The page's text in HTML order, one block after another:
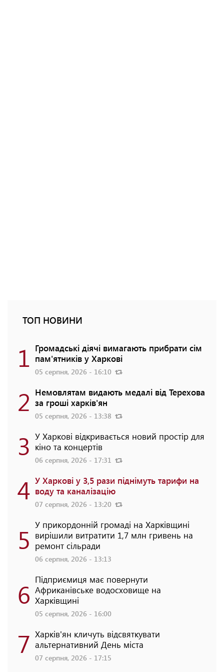
ТОП НОВИНИ
1 Громадські діячі вимагають прибрати сім
пам'ятників у Харкові
05 серпня, 2026 - 16:10
2 Немовлятам видають медалі від Терехова
за гроші харків'ян
05 серпня, 2026 - 13:38
3 У Харкові відкривається новий простір для
кіно та концертів
06 серпня, 2026 - 17:31
4 У Харкові у 3,5 рази піднімуть тарифи на
воду та каналізацію
07 серпня, 2026 - 13:20
5 У прикордонній громаді на Харківщині
вирішили витратити 1,7 млн гривень на
ремонт сільради
06 серпня, 2026 - 13:13
6 Підприємиця має повернути
Африканівське водосховище на
Харківщині
05 серпня, 2026 - 16:00
7 Харків'ян кличуть відсвяткувати
альтернативний День міста
07 серпня, 2026 - 17:15